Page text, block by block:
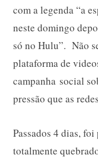
com a legenda “a
neste domingo
só no Hulu”. Não
plataforma de
campanha social
pressão que as
Passados 4 dias,
totalmente